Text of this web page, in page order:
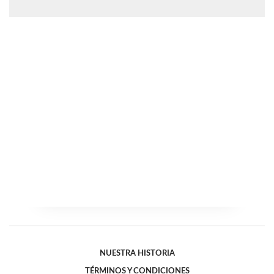
NUESTRA HISTORIA
TÉRMINOS Y CONDICIONES